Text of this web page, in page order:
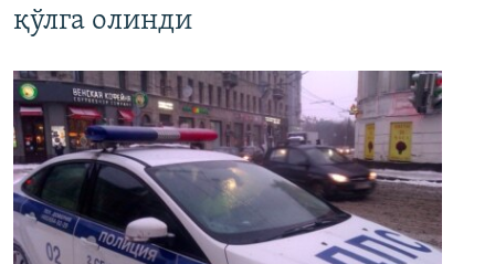
Озодлик бошқа тилларда
қўлга олинди